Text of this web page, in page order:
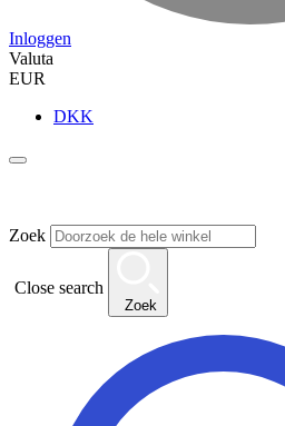
Inloggen
Valuta
EUR
DKK
Zoek
Close search
Zoek